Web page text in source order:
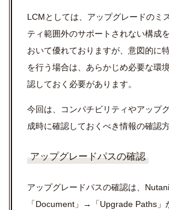
LCMとしては、アップグレードのミ
ティ範囲外のサポートされない構成
おいて優れておりますが、意図的に
を行う場合は、あらかじめ必要な環
認しておく必要があります。
今回は、コンパチビリティやアップ
成時に確認しておくべき情報の確認
アップグレードパスの確認
アップグレードパスの確認は、
「Document」→「Upgrade Paths」